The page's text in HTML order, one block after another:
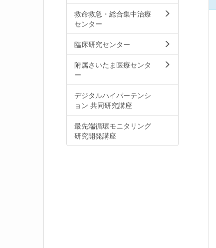
救命救急・総合集中治療
センター
臨床研究センター
附属さいたま医療センタ
ー
デジタルハイパーテンシ
ョン 共同研究講座
最先端循環モニタリング
研究開発講座